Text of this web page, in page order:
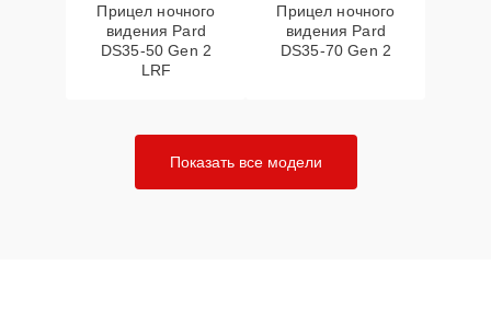
Прицел ночного
видения Pard
DS35-50 Gen 2
LRF
Прицел ночного
видения Pard
DS35-70 Gen 2
Показать все модели